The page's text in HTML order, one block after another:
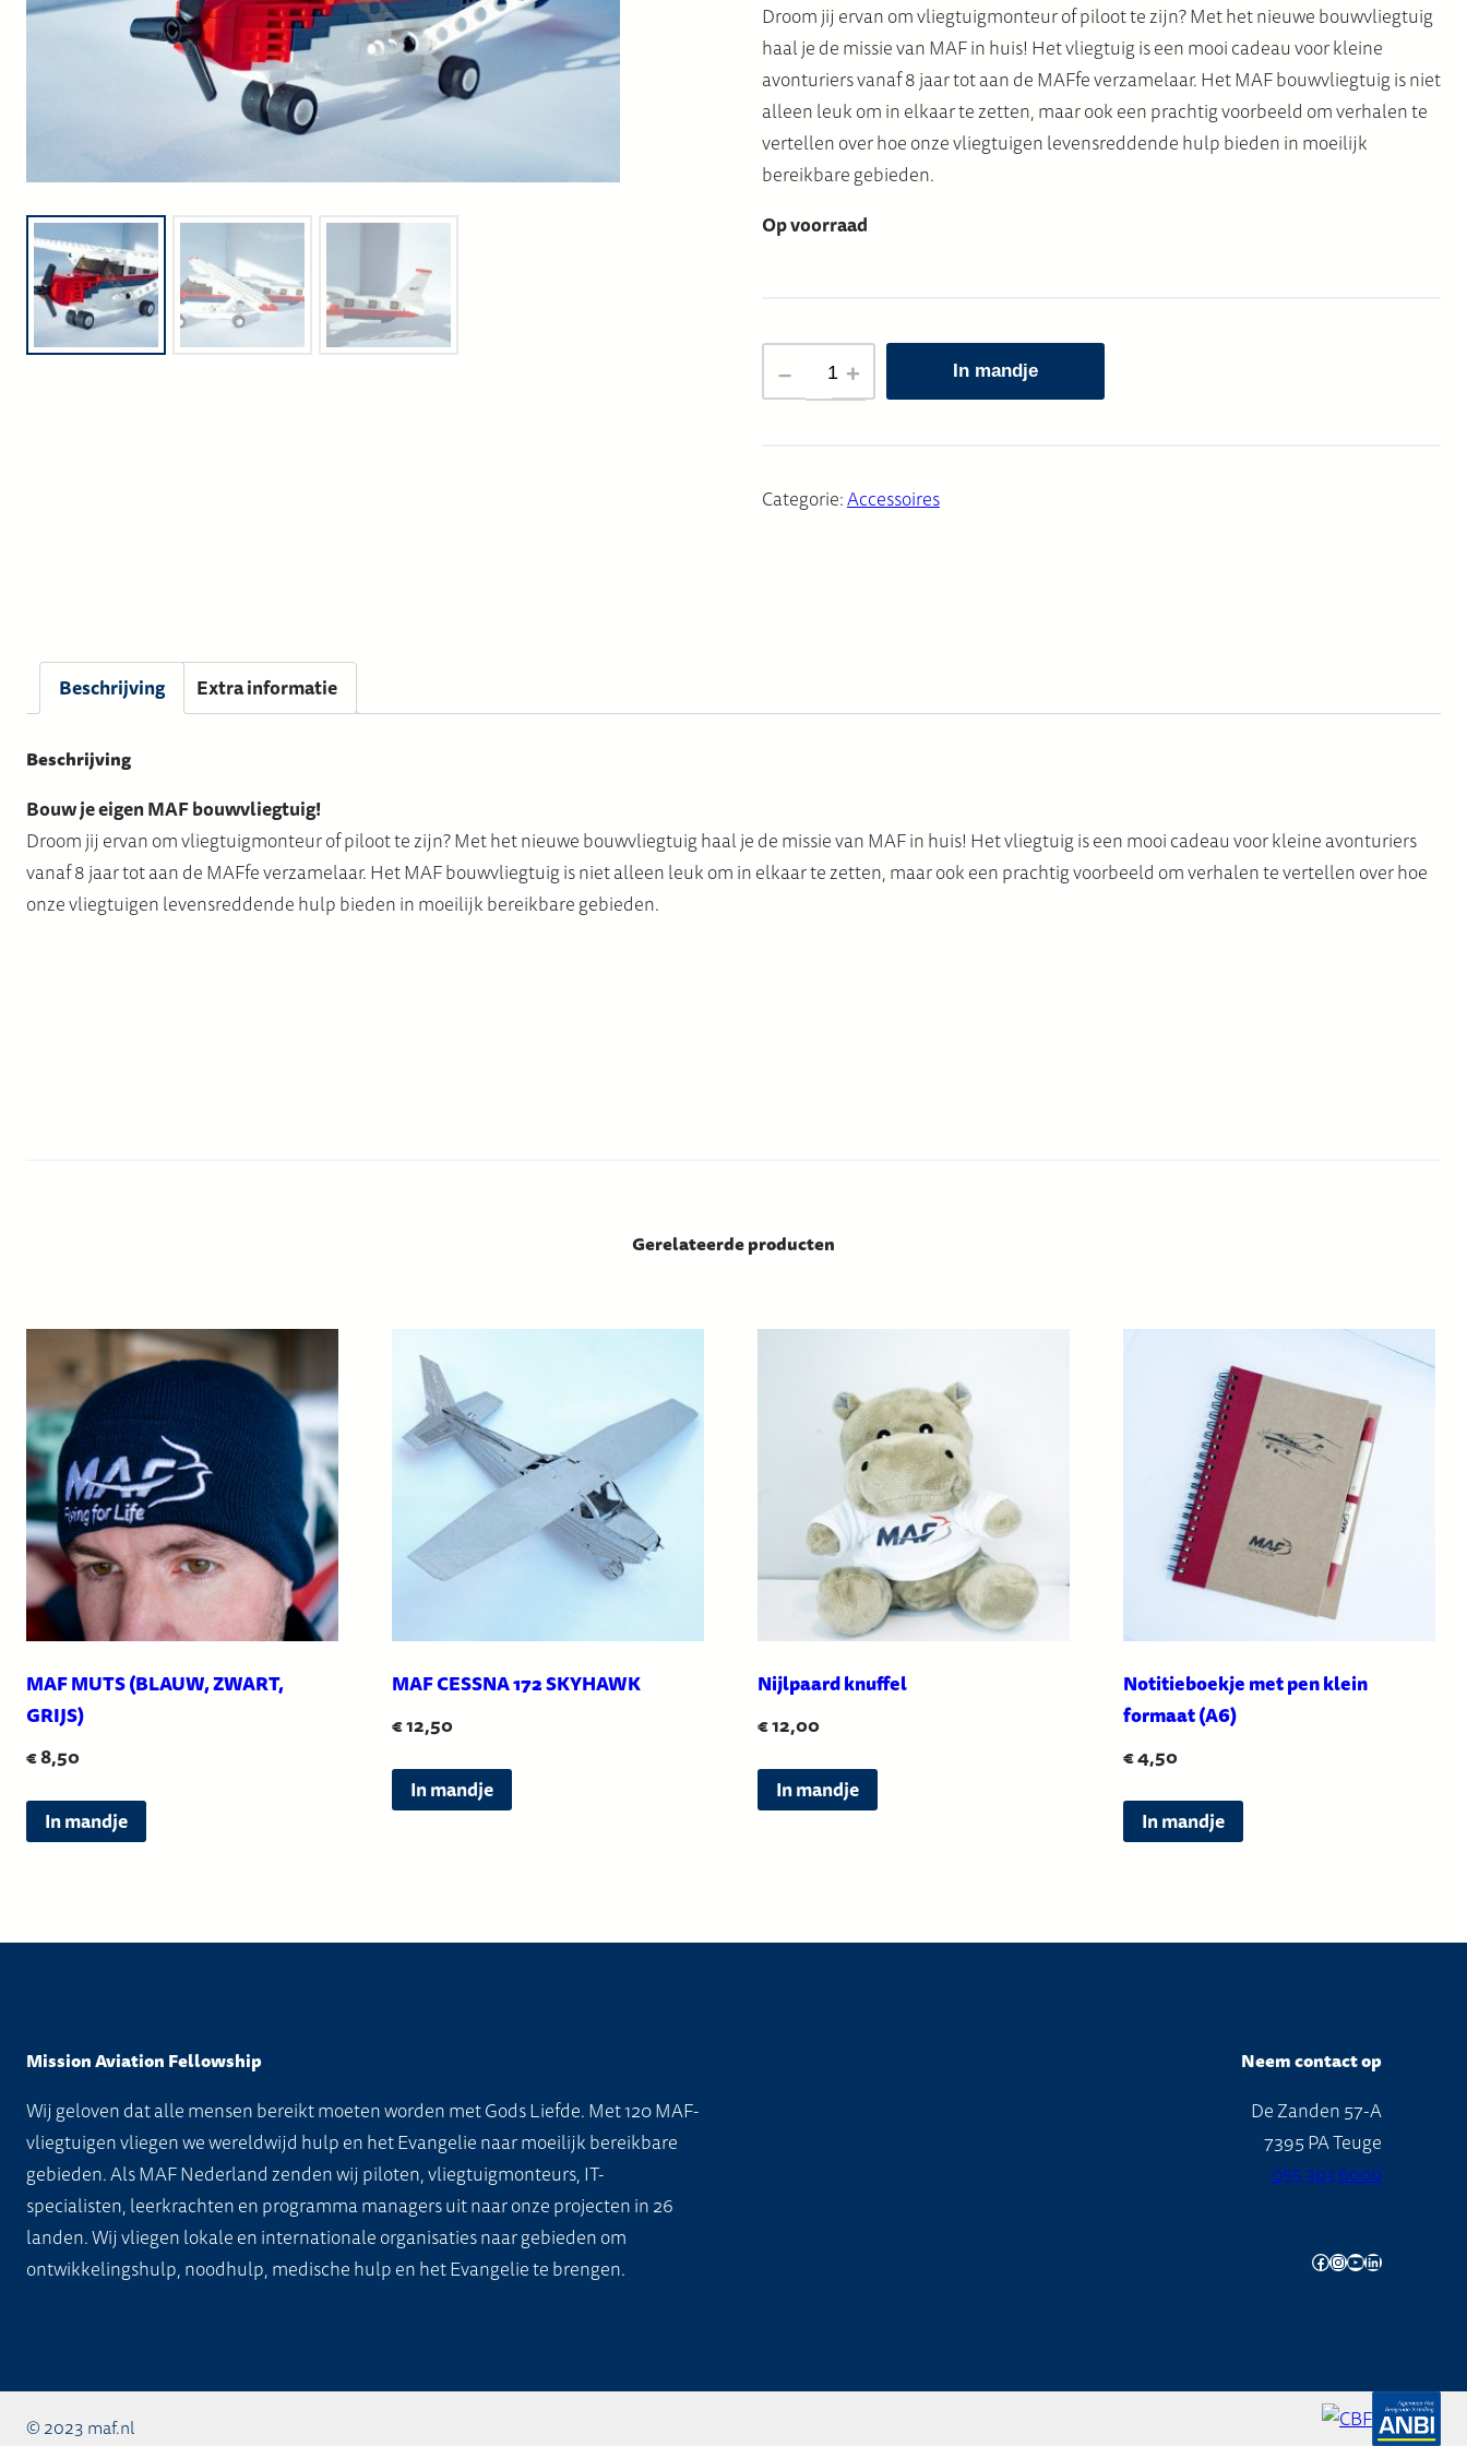
Droom jij ervan om vliegtuigmonteur of piloot te zijn? Met het nieuwe bouwvliegtuig
haal je de missie van MAF in huis! Het vliegtuig is een mooi cadeau voor kleine
avonturiers vanaf 8 jaar tot aan de MAFfe verzamelaar. Het MAF bouwvliegtuig is niet
alleen leuk om in elkaar te zetten, maar ook een prachtig voorbeeld om verhalen te
vertellen over hoe onze vliegtuigen levensreddende hulp bieden in moeilijk
bereikbare gebieden.
Op voorraad
BOUWVLIEGTUIG
+
– In mandje
Categorie:Accessoires
Beschrijving Extra informatie
Beschrijving
Bouw je eigen MAF bouwvliegtuig!
Droom jij ervan om vliegtuigmonteur of piloot te zijn? Met het nieuwe bouwvliegtuig haal je de missie van MAF in huis! Het vliegtuig is een mooi cadeau voor kleine avonturiers
vanaf 8 jaar tot aan de MAFfe verzamelaar. Het MAF bouwvliegtuig is niet alleen leuk om in elkaar te zetten, maar ook een prachtig voorbeeld om verhalen te vertellen over hoe
onze vliegtuigen levensreddende hulp bieden in moeilijk bereikbare gebieden.
Gerelateerde producten
MAF MUTS (BLAUW, ZWART,
GRIJS)
€8,50
In mandje
Dit
gekozen
op
de
productpagina
MAF CESSNA 172 SKYHAWK
€12,50
In mandje
Nijlpaard knuffel
€12,00
In mandje
Notitieboekje met pen klein
formaat (A6)
€4,50
In mandje
Mission Aviation Fellowship
Wij geloven dat alle mensen bereikt moeten worden met Gods Liefde. Met 120 MAF-
vliegtuigen vliegen we wereldwijd hulp en het Evangelie naar moeilijk bereikbare
gebieden. Als MAF Nederland zenden wij piloten, vliegtuigmonteurs, IT-
specialisten, leerkrachten en programma managers uit naar onze projecten in 26
landen. Wij vliegen lokale en internationale organisaties naar gebieden om
ontwikkelingshulp, noodhulp, medische hulp en het Evangelie te brengen.
Neem contact op
De Zanden 57-A
7395 PA Teuge
055 303 6000
Facebook InstagramYouTube LinkedIn
© 2023 maf.nl